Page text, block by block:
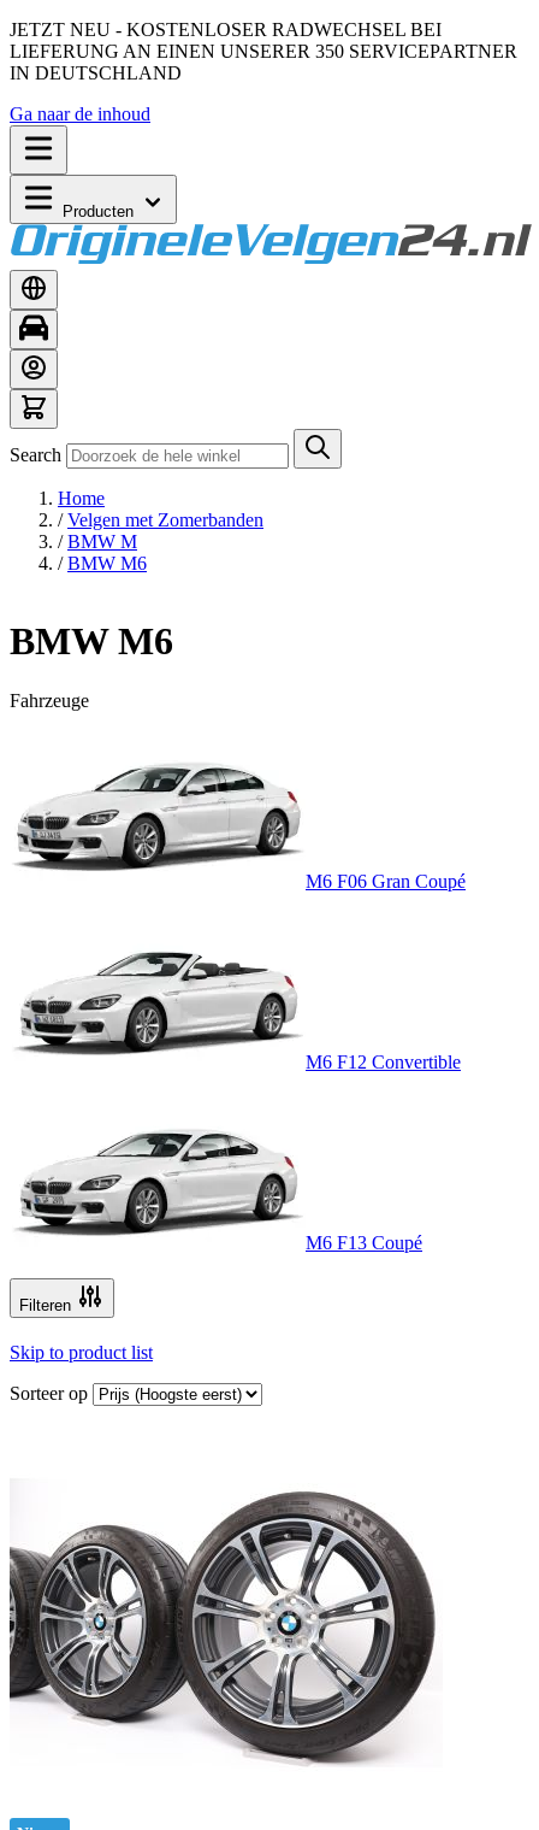
JETZT NEU - KOSTENLOSER RADWECHSEL BEI
LIEFERUNG AN EINEN UNSERER 350 SERVICEPARTNER
IN DEUTSCHLAND
Ga naar de inhoud
Producten
Search
Home
/ Velgen met Zomerbanden
/ BMW M
/ BMW M6
BMW M6
Fahrzeuge
M6 F06 Gran Coupé
M6 F12 Convertible
M6 F13 Coupé
Filteren
Skip to product list
Sorteer op